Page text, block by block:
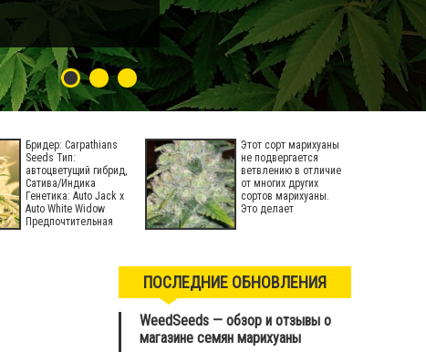
Бридер: Carpathians
Seeds Тип:
автоцветущий гибрид,
Сатива/Индика
Генетика: Auto Jack х
Auto White Widow
Предпочтительная
Этот сорт марихуаны
не подвергается
ветвлению в отличие
от многих других
сортов марихуаны.
Это делает
ПОСЛЕДНИЕ ОБНОВЛЕНИЯ
WeedSeeds — обзор и отзывы о
магазине семян марихуаны